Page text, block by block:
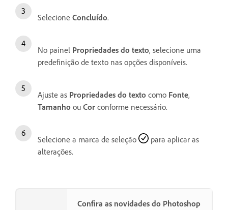
Selecione Concluído.
No painel Propriedades do texto, selecione uma
predefinição de texto nas opções disponíveis.
Ajuste as Propriedades do texto como Fonte,
Tamanho ou Cor conforme necessário.
Selecione a marca de seleção
para aplicar as
alterações.
Confira as novidades do Photoshop